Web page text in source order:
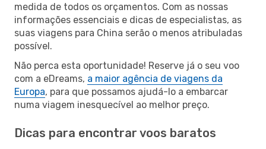
medida de todos os orçamentos. Com as nossas
informações essenciais e dicas de especialistas, as
suas viagens para China serão o menos atribuladas
possível.
Não perca esta oportunidade! Reserve já o seu voo
com a eDreams, a maior agência de viagens da
Europa, para que possamos ajudá-lo a embarcar
numa viagem inesquecível ao melhor preço.
Dicas para encontrar voos baratos